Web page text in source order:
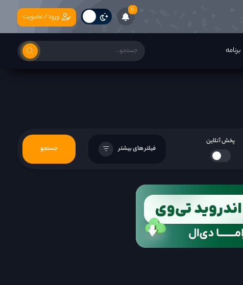
6
برنامه
ورود/عضویت
پخش آنلاین
فیلتر های بیشتر جستجو